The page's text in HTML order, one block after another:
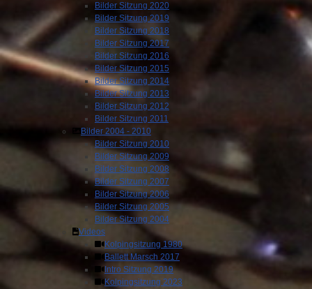
Bilder Sitzung 2020
Bilder Sitzung 2019
Bilder Sitzung 2018
Bilder Sitzung 2017
Bilder Sitzung 2016
Bilder Sitzung 2015
Bilder Sitzung 2014
Bilder Sitzung 2013
Bilder Sitzung 2012
Bilder Sitzung 2011
Bilder 2004 - 2010
Bilder Sitzung 2010
Bilder Sitzung 2009
Bilder Sitzung 2008
Bilder Sitzung 2007
Bilder Sitzung 2006
Bilder Sitzung 2005
Bilder Sitzung 2004
Videos
Kolpingsitzung 1980
Ballett Marsch 2017
Intro Sitzung 2019
Kolpingsitzung 2023